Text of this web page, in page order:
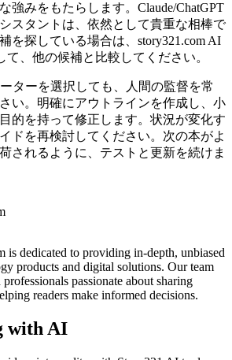
強みをもたらします。Claude/ChatGPT
スタントは、依然として貴重な相棒で
を探している場合は、story321.com AI
て、他の候補と比較してください。
ターを選択しても、人間の監督を常
い。明確にアウトラインを作成し、小
的を持って修正します。状況が変化す
ドを再検討してください。次の本がよ
されるように、テストと更新を続けま
is dedicated to providing in-depth, unbiased
products and digital solutions. Our team
passionate about sharing
readers make informed decisions.
with AI